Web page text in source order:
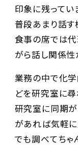
印象に残ってい
普段あまり話す
食事の席では
がら話し関係性
業務の中で化
どを研究室に
研究室に同期が
があれば気軽に
でも調べてちゃ